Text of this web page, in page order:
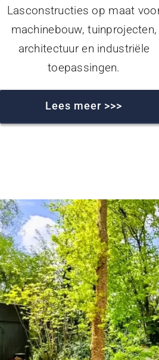
Lasconstructies op maat
machinebouw, tuinprojecten,
architectuur en industriële
toepassingen.
Lees meer >>>